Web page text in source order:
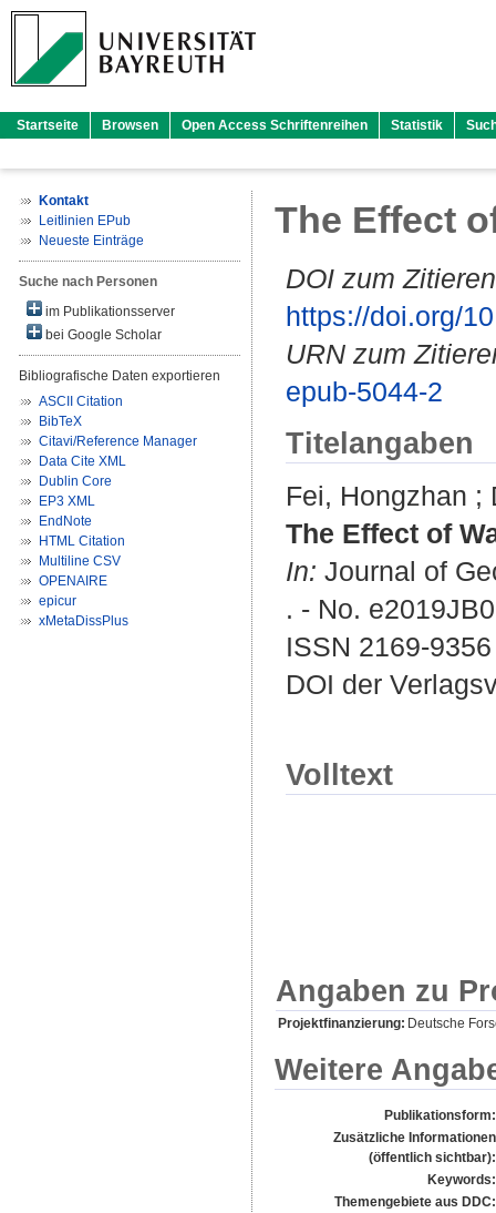
Startseite Browsen Open Access Schriftenreihen Statistik
Kontakt
Leitlinien EPub
Neueste Einträge
Suche nach Personen
im Publikationsserver
bei Google Scholar
Bibliografische Daten exportieren
ASCII Citation
BibTeX
Citavi/Reference Manager
Data Cite XML
Dublin Core
EP3 XML
EndNote
HTML Citation
Multiline CSV
OPENAIRE
epicur
xMetaDissPlus
The Effect
DOI zum
https://doi.org/
URN zum
epub-5044-2
Titelangaben
Fei, Hongzhan ;
The Effect of
In: Journal of
. - No.
ISSN 2169-9356
DOI der
Volltext
Angaben zu
Projektfinanzierung: Deutsche
Weitere
Publikationsform:
Zusätzliche Informationen
(öffentlich sichtbar):
Keywords:
Themengebiete aus DDC: